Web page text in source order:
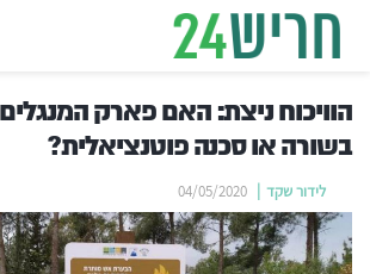
הוויכוח ניצת: האם פארק
בשורה או סכנה פוטנציאלית?
לידור שקד 04/05/2020